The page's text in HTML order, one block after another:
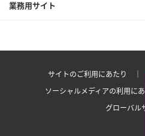
業務用サイト
サイトのご利用にあたり
ソーシャルメディアの利用に
グローバル